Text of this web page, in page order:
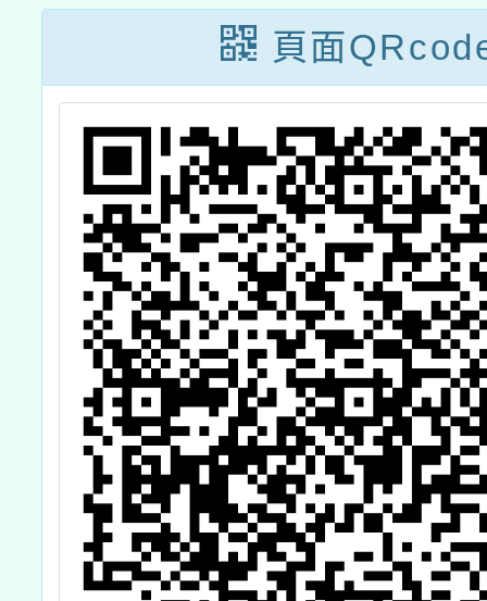
愛護
保育
頁面